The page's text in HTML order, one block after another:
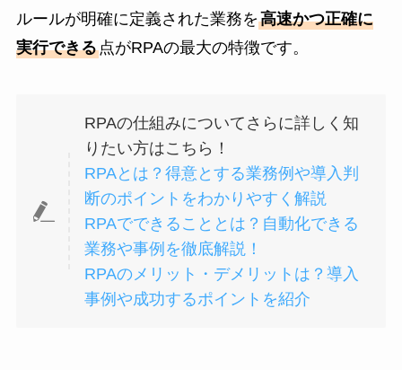
ルールが明確に定義された業務を高速かつ正確に
実行できる点がRPAの最大の特徴です。
RPAの仕組みについてさらに詳しく知
りたい方はこちら！
RPAとは？得意とする業務例や導入判
断のポイントをわかりやすく解説
RPAでできることとは？自動化できる
業務や事例を徹底解説！
RPAのメリット・デメリットは？導入
事例や成功するポイントを紹介